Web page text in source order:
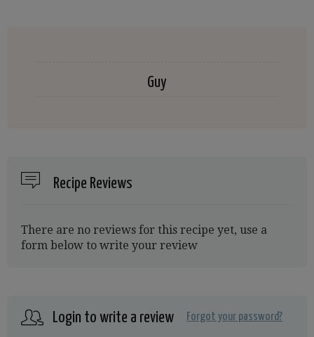
Guy
Recipe Reviews
There are no reviews for this recipe yet, use a
form below to write your review
Login to write a review Forgot your password?